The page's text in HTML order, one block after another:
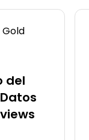
del